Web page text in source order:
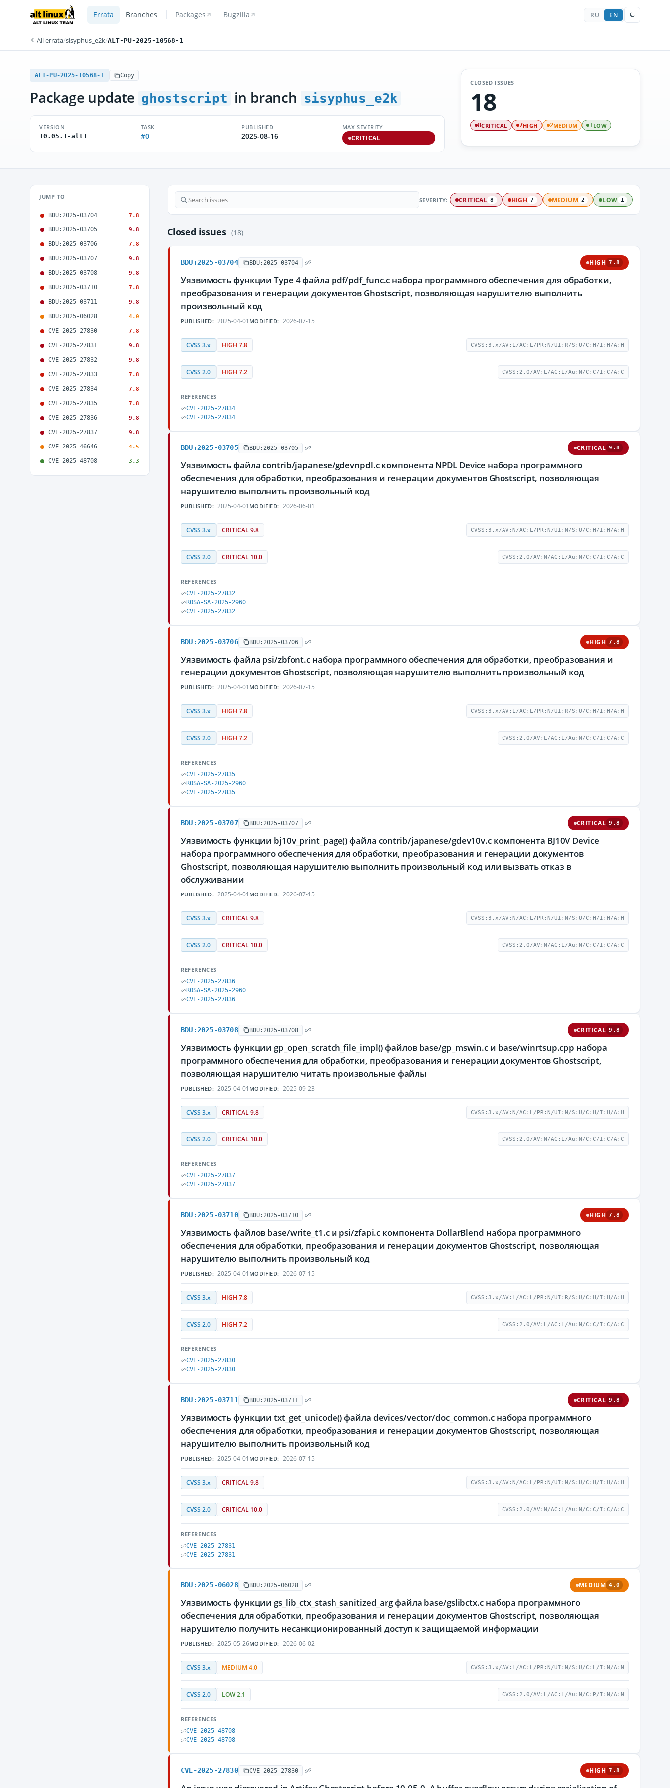
Errata Branches Packages Bugzilla RU EN
All errata/sisyphus_e2k/ALT-PU-2025-10568-1
ALT-PU-2025-10568-1 Copy
Package update ghostscript in branch sisyphus_e2k
VERSION
10.05.1-alt1
TASK
#0
PUBLISHED
2025-08-16
MAX SEVERITY
CRITICAL
CLOSED ISSUES
18
8CRITICAL 7HIGH 2MEDIUM 1LOW
JUMP TO
BDU:2025-03704 7.8
BDU:2025-03705 9.8
BDU:2025-03706 7.8
BDU:2025-03707 9.8
BDU:2025-03708 9.8
BDU:2025-03710 7.8
BDU:2025-03711 9.8
BDU:2025-06028 4.0
CVE-2025-27830 7.8
CVE-2025-27831 9.8
CVE-2025-27832 9.8
CVE-2025-27833 7.8
CVE-2025-27834 7.8
CVE-2025-27835 7.8
CVE-2025-27836 9.8
CVE-2025-27837 9.8
CVE-2025-46646 4.5
CVE-2025-48708 3.3
SEVERITY: CRITICAL 8 HIGH 7 MEDIUM 2 LOW 1
Closed issues (18)
BDU:2025-03704 BDU:2025-03704 HIGH 7.8
Уязвимость функции Type 4 файла pdf/pdf_func.c набора программного обеспечения для обработки,
преобразования и генерации документов Ghostscript, позволяющая нарушителю выполнить
произвольный код
PUBLISHED: 2025-04-01 MODIFIED: 2026-07-15
CVSS 3.x HIGH 7.8 CVSS:3.x/AV:L/AC:L/PR:N/UI:R/S:U/C:H/I:H/A:H
CVSS 2.0 HIGH 7.2 CVSS:2.0/AV:L/AC:L/Au:N/C:C/I:C/A:C
REFERENCES
CVE-2025-27834
CVE-2025-27834
BDU:2025-03705 BDU:2025-03705 CRITICAL 9.8
Уязвимость файла contrib/japanese/gdevnpdl.c компонента NPDL Device набора программного
обеспечения для обработки, преобразования и генерации документов Ghostscript, позволяющая
нарушителю выполнить произвольный код
PUBLISHED: 2025-04-01 MODIFIED: 2026-06-01
CVSS 3.x CRITICAL 9.8 CVSS:3.x/AV:N/AC:L/PR:N/UI:N/S:U/C:H/I:H/A:H
CVSS 2.0 CRITICAL 10.0 CVSS:2.0/AV:N/AC:L/Au:N/C:C/I:C/A:C
REFERENCES
CVE-2025-27832
ROSA-SA-2025-2960
CVE-2025-27832
BDU:2025-03706 BDU:2025-03706 HIGH 7.8
Уязвимость файла psi/zbfont.c набора программного обеспечения для обработки, преобразования и
генерации документов Ghostscript, позволяющая нарушителю выполнить произвольный код
PUBLISHED: 2025-04-01 MODIFIED: 2026-07-15
CVSS 3.x HIGH 7.8 CVSS:3.x/AV:L/AC:L/PR:N/UI:R/S:U/C:H/I:H/A:H
CVSS 2.0 HIGH 7.2 CVSS:2.0/AV:L/AC:L/Au:N/C:C/I:C/A:C
REFERENCES
CVE-2025-27835
ROSA-SA-2025-2960
CVE-2025-27835
BDU:2025-03707 BDU:2025-03707 CRITICAL 9.8
Уязвимость функции bj10v_print_page() файла contrib/japanese/gdev10v.c компонента BJ10V Device
набора программного обеспечения для обработки, преобразования и генерации документов
Ghostscript, позволяющая нарушителю выполнить произвольный код или вызвать отказ в
обслуживании
PUBLISHED: 2025-04-01 MODIFIED: 2026-07-15
CVSS 3.x CRITICAL 9.8 CVSS:3.x/AV:N/AC:L/PR:N/UI:N/S:U/C:H/I:H/A:H
CVSS 2.0 CRITICAL 10.0 CVSS:2.0/AV:N/AC:L/Au:N/C:C/I:C/A:C
REFERENCES
CVE-2025-27836
ROSA-SA-2025-2960
CVE-2025-27836
BDU:2025-03708 BDU:2025-03708 CRITICAL 9.8
Уязвимость функции gp_open_scratch_file_impl() файлов base/gp_mswin.c и base/winrtsup.cpp набора
программного обеспечения для обработки, преобразования и генерации документов Ghostscript,
позволяющая нарушителю читать произвольные файлы
PUBLISHED: 2025-04-01 MODIFIED: 2025-09-23
CVSS 3.x CRITICAL 9.8 CVSS:3.x/AV:N/AC:L/PR:N/UI:N/S:U/C:H/I:H/A:H
CVSS 2.0 CRITICAL 10.0 CVSS:2.0/AV:N/AC:L/Au:N/C:C/I:C/A:C
REFERENCES
CVE-2025-27837
CVE-2025-27837
BDU:2025-03710 BDU:2025-03710 HIGH 7.8
Уязвимость файлов base/write_t1.c и psi/zfapi.c компонента DollarBlend набора программного
обеспечения для обработки, преобразования и генерации документов Ghostscript, позволяющая
нарушителю выполнить произвольный код
PUBLISHED: 2025-04-01 MODIFIED: 2026-07-15
CVSS 3.x HIGH 7.8 CVSS:3.x/AV:L/AC:L/PR:N/UI:R/S:U/C:H/I:H/A:H
CVSS 2.0 HIGH 7.2 CVSS:2.0/AV:L/AC:L/Au:N/C:C/I:C/A:C
REFERENCES
CVE-2025-27830
CVE-2025-27830
BDU:2025-03711 BDU:2025-03711 CRITICAL 9.8
Уязвимость функции txt_get_unicode() файла devices/vector/doc_common.c набора программного
обеспечения для обработки, преобразования и генерации документов Ghostscript, позволяющая
нарушителю выполнить произвольный код
PUBLISHED: 2025-04-01 MODIFIED: 2026-07-15
CVSS 3.x CRITICAL 9.8 CVSS:3.x/AV:N/AC:L/PR:N/UI:N/S:U/C:H/I:H/A:H
CVSS 2.0 CRITICAL 10.0 CVSS:2.0/AV:N/AC:L/Au:N/C:C/I:C/A:C
REFERENCES
CVE-2025-27831
CVE-2025-27831
BDU:2025-06028 BDU:2025-06028 MEDIUM 4.0
Уязвимость функции gs_lib_ctx_stash_sanitized_arg файла base/gslibctx.c набора программного
обеспечения для обработки, преобразования и генерации документов Ghostscript, позволяющая
нарушителю получить несанкционированный доступ к защищаемой информации
PUBLISHED: 2025-05-26MODIFIED: 2026-06-02
CVSS 3.x MEDIUM 4.0 CVSS:3.x/AV:L/AC:L/PR:N/UI:N/S:U/C:L/I:N/A:N
CVSS 2.0 LOW 2.1 CVSS:2.0/AV:L/AC:L/Au:N/C:P/I:N/A:N
REFERENCES
CVE-2025-48708
CVE-2025-48708
CVE-2025-27830 CVE-2025-27830 HIGH 7.8